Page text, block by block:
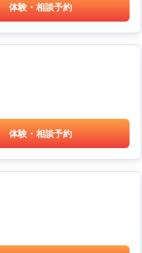
体験・相談予約
体験・相談予約